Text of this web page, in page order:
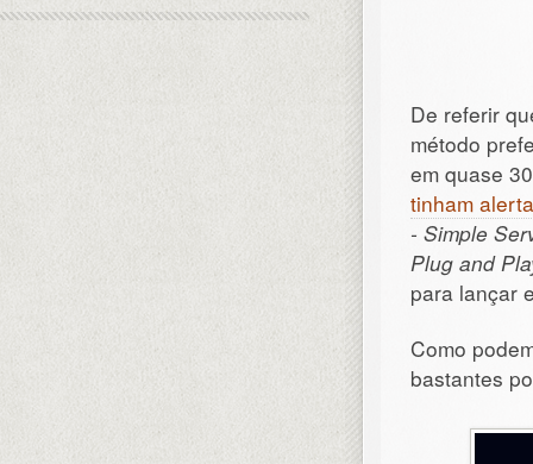
De referir
método
em quase
tinham
- Simple
Plug and
para lançar
Como
bastantes